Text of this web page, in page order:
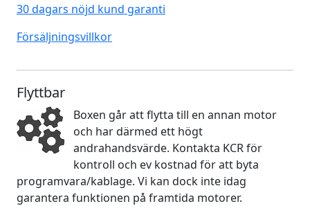
30 dagars nöjd kund garanti
Försäljningsvillkor
Flyttbar
Boxen går att flytta till en annan motor
och har därmed ett högt
andrahandsvärde. Kontakta KCR för
kontroll och ev kostnad för att byta
programvara/kablage. Vi kan dock inte idag
garantera funktionen på framtida motorer.